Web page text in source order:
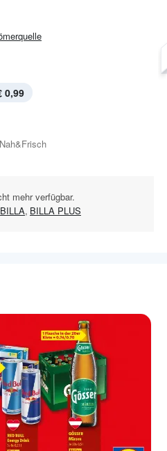
0,99
Nah&Frisch
mehr verfügbar.
BILLA, BILLA PLUS